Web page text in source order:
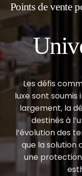
Points de vente
Les défis
luxe sont soumis
largement, la
destinés à
l’évolution des
que la solution
une